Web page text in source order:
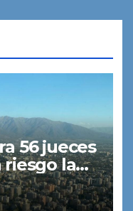
56 jueces
la